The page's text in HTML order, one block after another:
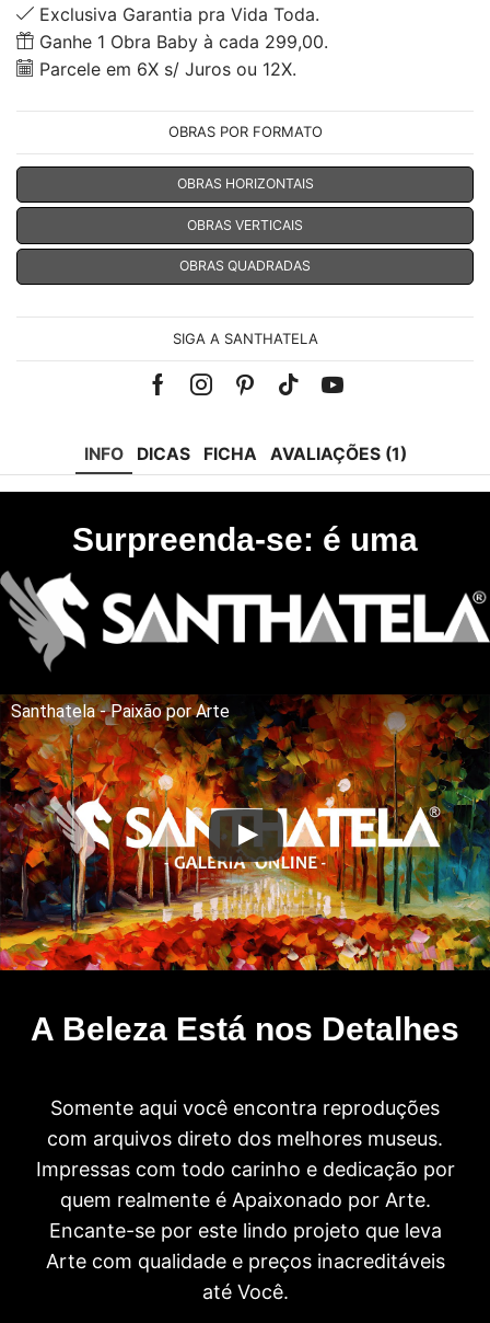
Exclusiva Garantia pra Vida Toda.
Ganhe 1 Obra Baby à cada 299,00.
Parcele em 6X s/ Juros ou 12X.
OBRAS POR FORMATO
OBRAS HORIZONTAIS
OBRAS VERTICAIS
OBRAS QUADRADAS
SIGA A SANTHATELA
Facebook
Instagram
Pinterest
Tik-Youtube
INFO DICAS FICHA AVALIAÇÕES (1)
Surpreenda-se: é uma
Santhatela - Paixão por Arte
A Beleza Está nos Detalhes
Somente aqui você encontra reproduções
com arquivos direto dos melhores museus.
Impressas com todo carinho e dedicação por
quem realmente é Apaixonado por Arte.
Encante-se por este lindo projeto que leva
Arte com qualidade e preços inacreditáveis
até Você.